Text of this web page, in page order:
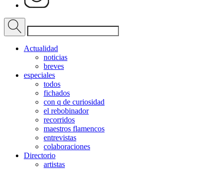
Actualidad
noticias
breves
especiales
todos
fichados
con q de curiosidad
el rebobinador
recorridos
maestros flamencos
entrevistas
colaboraciones
Directorio
artistas